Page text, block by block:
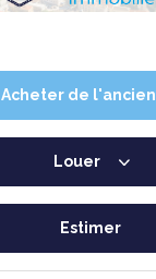
Acheter de l'ancien
Louer
Estimer